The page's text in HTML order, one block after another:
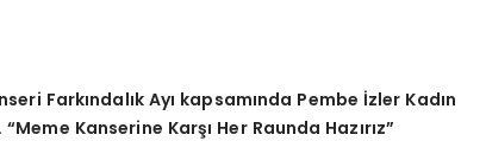
Farkındalık Ayı kapsamında Pembe İzler Kadın
Kanserine Karşı Her Raunda Hazırız”